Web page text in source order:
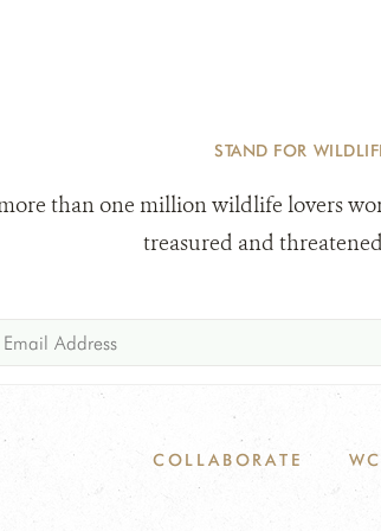
STAND FOR
than one million wildlife lovers
treasured and
COLLABORATE